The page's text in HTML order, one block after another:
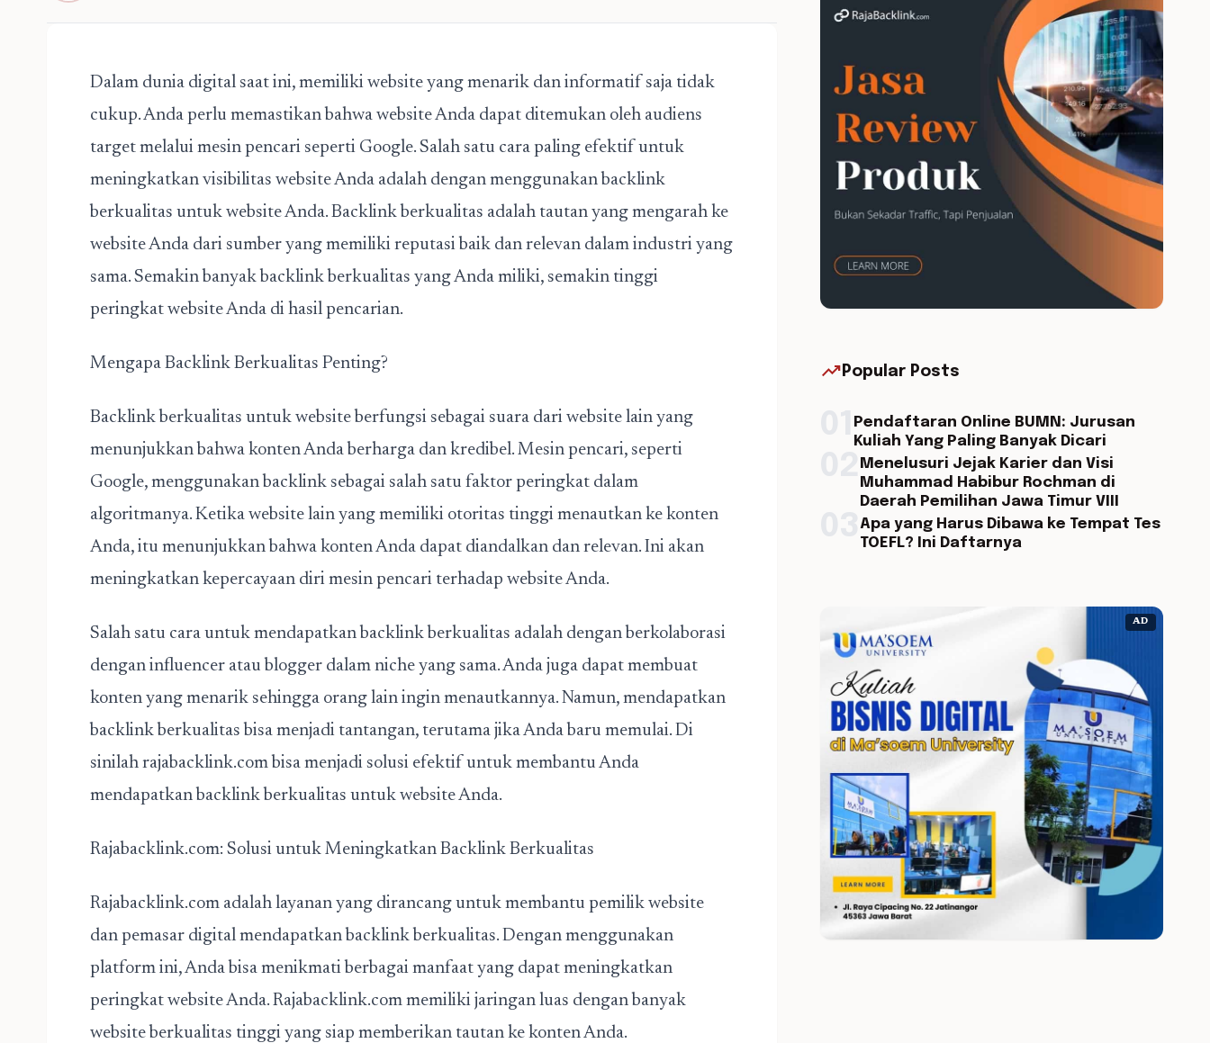
Dalam dunia digital saat ini, memiliki website yang menarik dan informatif saja tidak
cukup. Anda perlu memastikan bahwa website Anda dapat ditemukan oleh audiens
target melalui mesin pencari seperti Google. Salah satu cara paling efektif untuk
meningkatkan visibilitas website Anda adalah dengan menggunakan backlink
berkualitas untuk websiteAnda. Backlink berkualitas adalah tautan yang mengarah ke
website Anda dari sumber yang memiliki reputasi baik dan relevan dalam industri yang
sama. Semakin banyak backlink berkualitas yang Anda miliki, semakin tinggi
peringkat website Anda di hasil pencarian.
Mengapa Backlink Berkualitas Penting?
Backlink berkualitas untuk website berfungsi sebagai suara dari website lain yang
menunjukkan bahwa konten Anda berharga dan kredibel. Mesin pencari, seperti
Google, menggunakan backlink sebagai salah satu faktor peringkat dalam
algoritmanya. Ketika website lain yang memiliki otoritas tinggi menautkan ke konten
Anda, itu menunjukkan bahwa konten Anda dapat diandalkan dan relevan. Ini akan
meningkatkan kepercayaan diri mesin pencari terhadap website Anda.
Salah satu cara untuk mendapatkan backlink berkualitas adalah dengan berkolaborasi
dengan influencer atau blogger dalam niche yang sama. Anda juga dapat membuat
konten yang menarik sehingga orang lain ingin menautkannya. Namun, mendapatkan
backlink berkualitas bisa menjadi tantangan, terutama jika Anda baru memulai. Di
sinilah rajabacklink.com bisa menjadi solusi efektif untuk membantu Anda
mendapatkan backlink berkualitas untuk website Anda.
Rajabacklink.com: Solusi untuk Meningkatkan Backlink Berkualitas
Rajabacklink.com adalah layanan yang dirancang untuk membantu pemilik website
dan pemasar digital mendapatkan backlink berkualitas. Dengan menggunakan
platform ini, Anda bisa menikmati berbagai manfaat yang dapat meningkatkan
peringkat website Anda. Rajabacklink.com memiliki jaringan luas dengan banyak
website berkualitas tinggi yang siap memberikan tautan ke konten Anda.
trending_up Popular Posts
Pendaftaran Online BUMN: Jurusan
Kuliah Yang Paling Banyak Dicari
Menelusuri Jejak Karier dan Visi
Muhammad Habibur Rochman di
Daerah Pemilihan Jawa Timur VIII
Apa yang Harus Dibawa ke Tempat Tes
TOEFL? Ini Daftarnya
AD